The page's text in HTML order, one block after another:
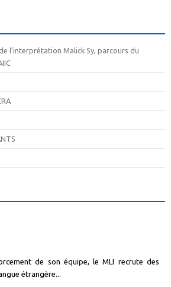
l’interprétation Malick Sy, parcours du
de son équipe, le MLI recrute des
étrangère...